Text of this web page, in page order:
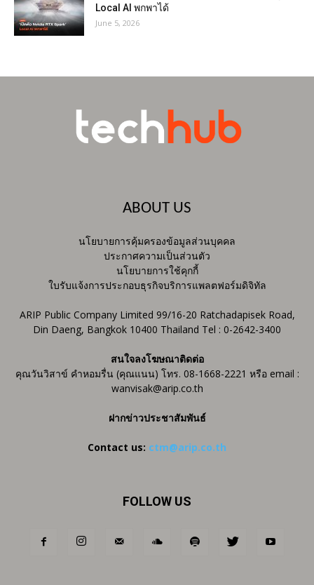
Local AI พกพาได้
June 5, 2026
ABOUT US
นโยบายการคุ้มครองข้อมูลส่วนบุคคล
ประกาศความเป็นส่วนตัว
นโยบายการใช้คุกกี้
ใบรับแจ้งการประกอบธุรกิจบริการแพลตฟอร์มดิจิทัล
ARIP Public Company Limited 99/16-20 Ratchadapisek Road,
Din Daeng, Bangkok 10400 Thailand Tel : 0-2642-3400
สนใจลงโฆษณาติดต่อ
คุณวันวิสาข์ คำหอมรื่น (คุณแนน) โทร. 08-1668-2221 หรือ email :
wanvisak@arip.co.th
ฝากข่าวประชาสัมพันธ์
Contact us: ctm@arip.co.th
FOLLOW US